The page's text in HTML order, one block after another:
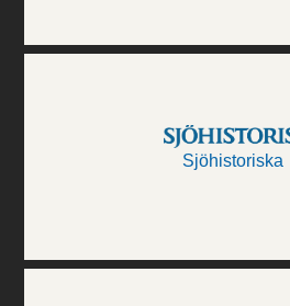
Sjöhistoriska